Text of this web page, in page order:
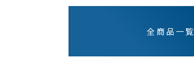
全商品一覧